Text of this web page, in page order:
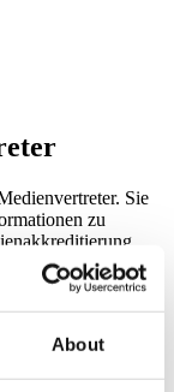
About
Sie
zu
einsehen und